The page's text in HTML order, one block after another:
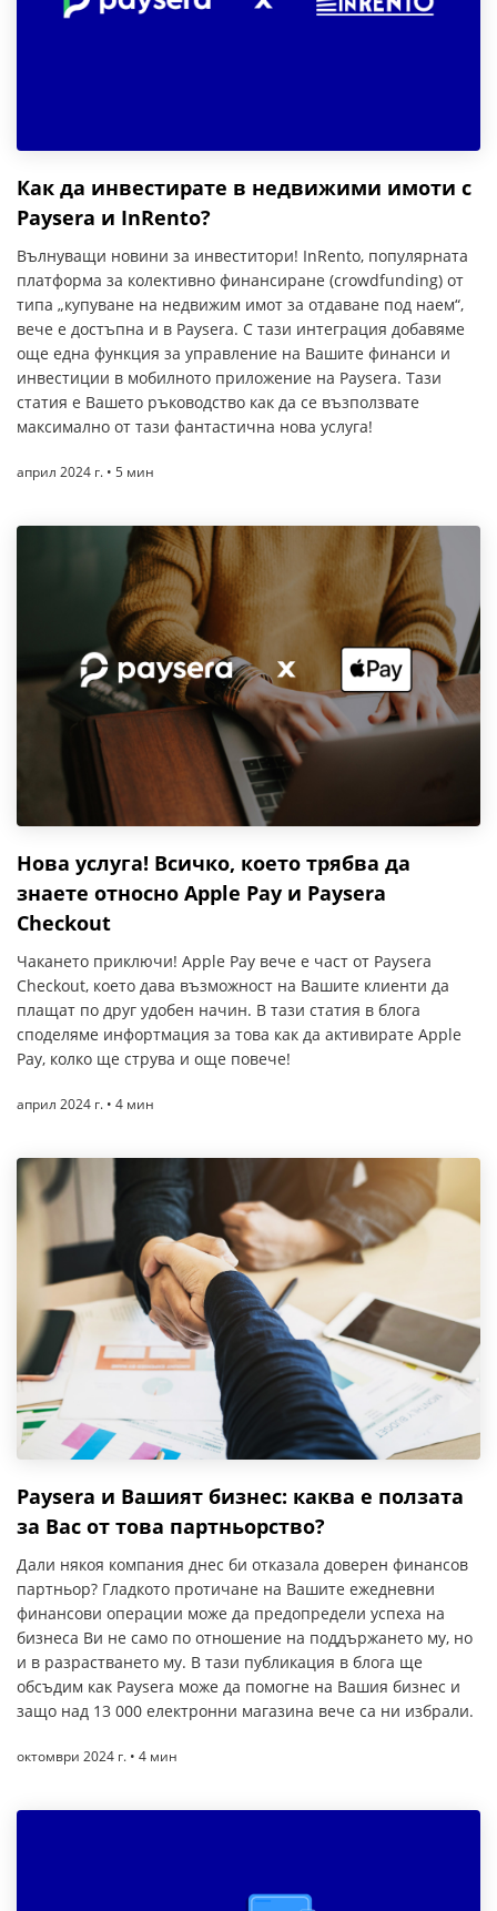
Как да инвестирате в недвижими имоти с
Paysera и InRento?
Вълнуващи новини за инвеститори! InRento, популярната
платформа за колективно финансиране (crowdfunding) от
типа „купуване на недвижим имот за отдаване под наем“,
вече е достъпна и в Paysera. С тази интеграция добавяме
още една функция за управление на Вашите финанси и
инвестиции в мобилното приложение на Paysera. Тази
статия е Вашето ръководство как да се възползвате
максимално от тази фантастична нова услуга!
април 2024 г. • 5 мин
Нова услуга! Всичко, което трябва да
знаете относно Apple Pay и Paysera
Checkout
Чакането приключи! Apple Pay вече е част от Paysera
Checkout, което дава възможност на Вашите клиенти да
плащат по друг удобен начин. В тази статия в блога
споделяме инфортмация за това как да активирате Apple
Pay, колко ще струва и още повече!
април 2024 г. • 4 мин
Paysera и Вашият бизнес: каква е ползата
за Вас от това партньорство?
Дали някоя компания днес би отказала доверен финансов
партньор? Гладкото протичане на Вашите ежедневни
финансови операции може да предопредели успеха на
бизнеса Ви не само по отношение на поддържането му, но
и в разрастването му. В тази публикация в блога ще
обсъдим как Paysera може да помогне на Вашия бизнес и
защо над 13 000 електронни магазина вече са ни избрали.
октомври 2024 г. • 4 мин